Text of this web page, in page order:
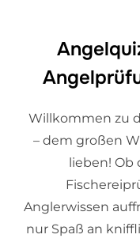
Willkommen zu
– dem großen
lieben! Ob
Anglerwissen
nur Spaß an